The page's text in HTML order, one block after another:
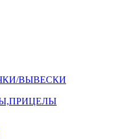
ВЫВЕСКИ